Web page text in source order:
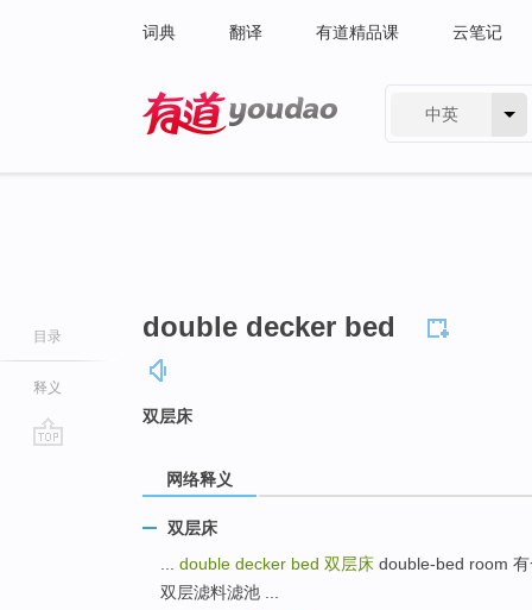
词典 翻译 有道精品课 云笔记
中英
目录
释义
double decker bed
双层床
网络释义
双层床
double decker bed 双层床 double-bed room
双层滤料滤池 ...